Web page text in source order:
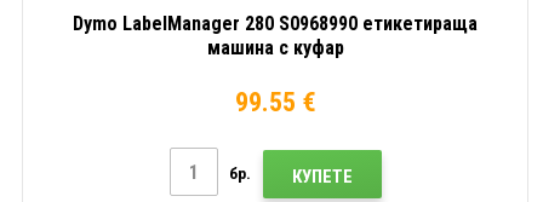
Dymo LabelManager 280 S0968990 етикетираща
машина с куфар
99.55 €
бр. КУПЕТЕ